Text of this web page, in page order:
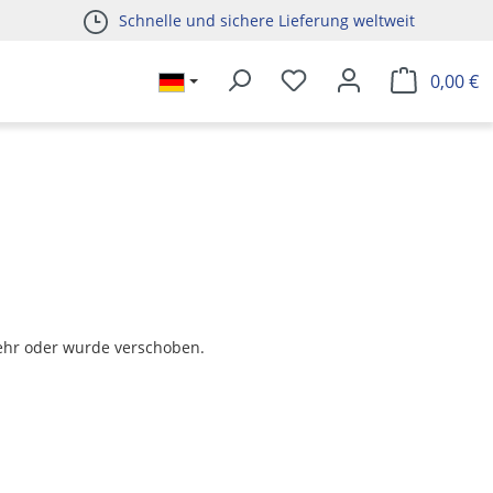
Schnelle und sichere Lieferung weltweit
0,00 €
oder wurde verschoben.